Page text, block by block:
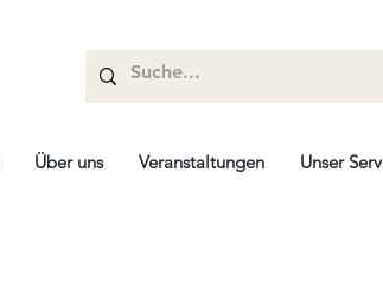
Über uns Veranstaltungen Unser